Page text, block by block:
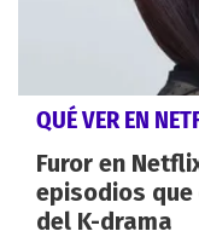
QUÉ VER EN
Furor en
episodios
del K-drama